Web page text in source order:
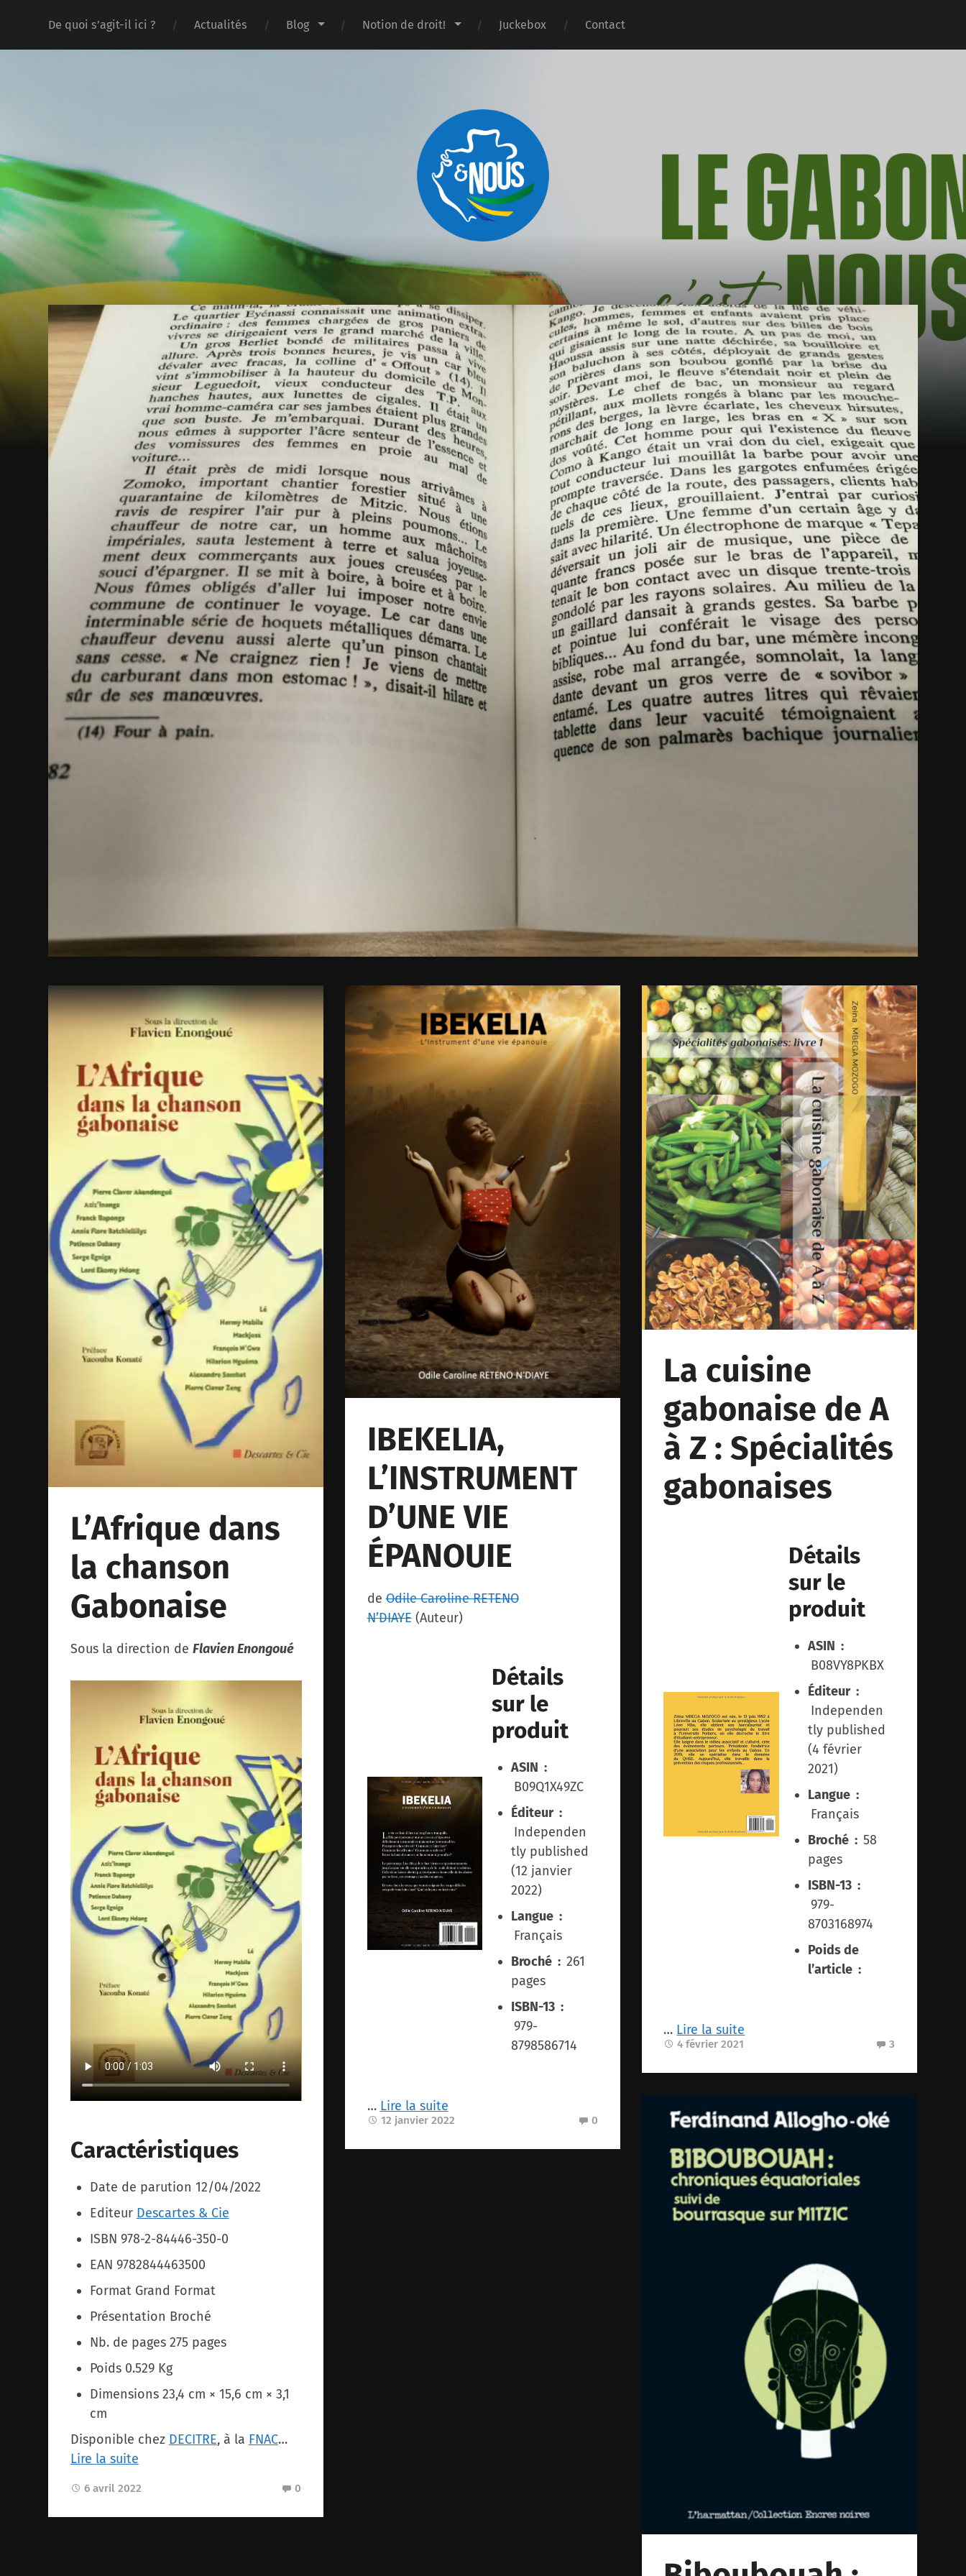
De quoi s’agit-il ici ? Actualités Blog Notion de droit! Juckebox Contact
&
L’Afrique dans
la chanson
Gabonaise
Sous la direction de Flavien Enongoué
Caractéristiques
Date de parution 12/04/2022
Editeur Descartes & Cie
ISBN 978-2-84446-350-0
EAN 9782844463500
Format Grand Format
Présentation Broché
Nb. de pages 275 pages
Poids 0.529 Kg
Dimensions 23,4 cm × 15,6 cm × 3,1
cm
Disponible chez DECITRE, à la FNAC…
Lire la suite
6 avril 2022 0
IBEKELIA,
L’INSTRUMENT
D’UNE VIE
ÉPANOUIE
deOdile Caroline RETENO
N’DIAYE(Auteur)
Détails
sur le
produit
ASIN ‏ :
B09Q1X49ZC
Éditeur ‏ :
Independen
tly published
(12 janvier
2022)
Langue ‏ :
Français
Broché ‏ : ‎261
pages
ISBN-13 ‏ :
‎979-
8798586714
… Lire la suite
12 janvier 2022 0
La cuisine
gabonaise de A
à Z : Spécialités
gabonaises
Détails
sur le
produit
ASIN ‏ :
B08VY8PKBX
Éditeur ‏ :
Independen
tly published
(4 février
2021)
Langue ‏ :
Français
Broché ‏ : ‎ 58
pages
ISBN-13 ‏ :
979-
8703168974
Poids de
l’article ‏ : ‎
… Lire la suite
4 février 2021 3